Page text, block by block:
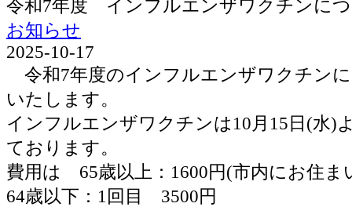
令和7年度 インフルエンザワクチンに
お知らせ
2025-10-17
令和7年度のインフルエンザワクチン
いたします。
インフルエンザワクチンは10月15日(水)
ております。
費用は 65歳以上：1600円(市内にお住ま
64歳以下：1回目 3500円